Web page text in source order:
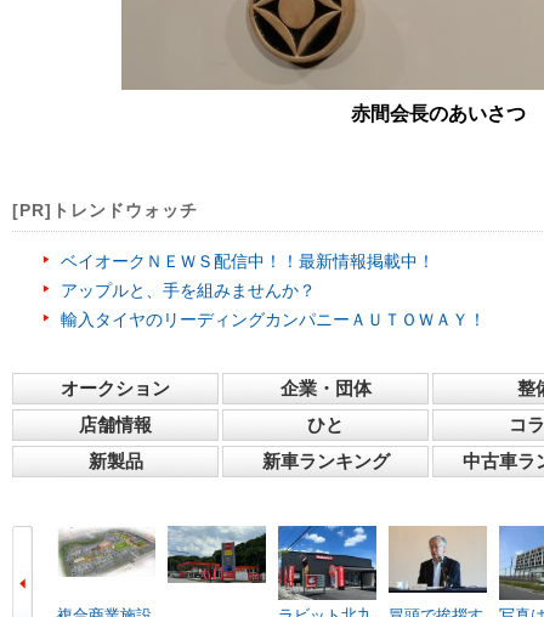
赤間会長のあいさつ
[PR]トレンドウォッチ
ベイオークＮＥＷＳ配信中！！最新情報掲載中！
アップルと、手を組みませんか？
輸入タイヤのリーディングカンパニーＡＵＴＯＷＡＹ！
オークション 企業・団体
整
店舗情報
ひと
コ
新製品
新車ランキング 中古車ラ